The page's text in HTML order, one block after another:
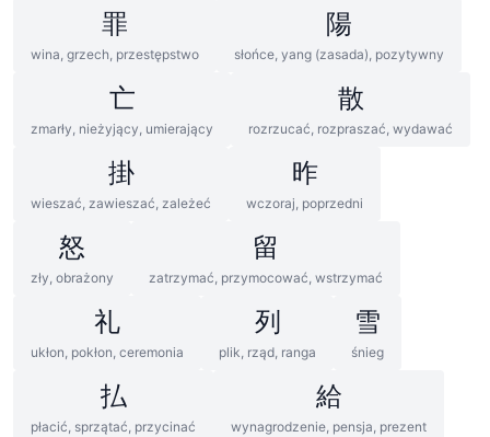
罪
wina, grzech, przestępstwo
陽
słońce, yang (zasada), pozytywny
亡
zmarły, nieżyjący, umierający
散
rozrzucać, rozpraszać, wydawać
掛
wieszać, zawieszać, zależeć
昨
wczoraj, poprzedni
怒
zły, obrażony
留
zatrzymać, przymocować, wstrzymać
礼
ukłon, pokłon, ceremonia
列
plik, rząd, ranga
雪
śnieg
払
płacić, sprzątać, przycinać
給
wynagrodzenie, pensja, prezent